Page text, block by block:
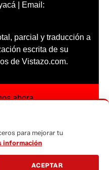
| Email:
parcial y traducción a
escrita de su
de Vistazo.com.
ahora
para mejorar tu
información
ACEPTAR